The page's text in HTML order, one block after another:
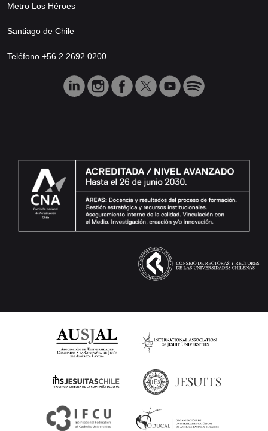
Metro Los Héroes
Santiago de Chile
Teléfono +56 2 2692 0200